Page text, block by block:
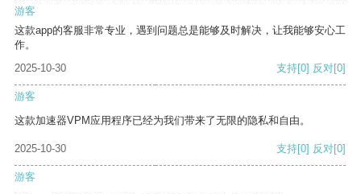
游客
这款app的客服非常专业，遇到问题总是能够及时解决，让我能够安心工
作。
2025-10-30
支持[0] 反对[0]
游客
这款加速器VPM应用程序已经为我们带来了无限的隐私和自由。
2025-10-30 支持[0] 反对[0]
游客